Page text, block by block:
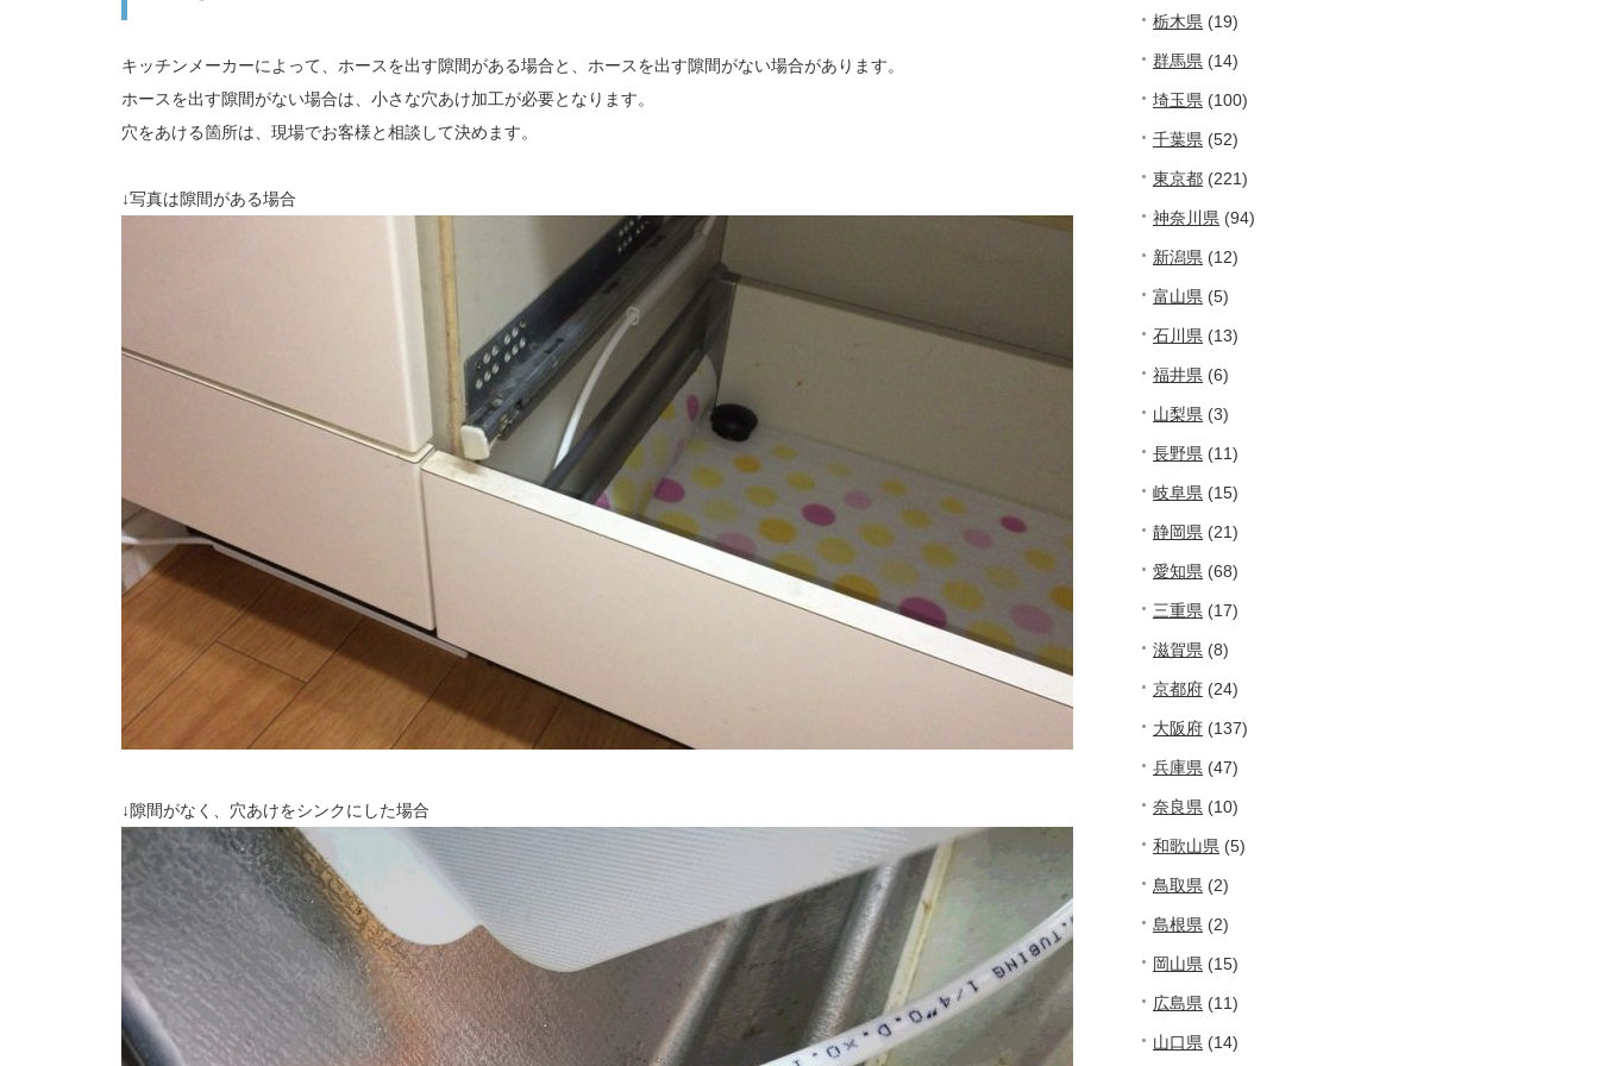
キッチンメーカーによって、ホースを出す隙間がある場合と、ホースを出す隙間がない場合があります。
ホースを出す隙間がない場合は、小さな穴あけ加工が必要となります。
穴をあける箇所は、現場でお客様と相談して決めます。
↓写真は隙間がある場合
↓隙間がなく、穴あけをシンクにした場合
栃木県 (19)
群馬県 (14)
埼玉県 (100)
千葉県 (52)
東京都 (221)
神奈川県 (94)
新潟県 (12)
富山県 (5)
石川県 (13)
福井県 (6)
山梨県 (3)
長野県 (11)
岐阜県 (15)
静岡県 (21)
愛知県 (68)
三重県 (17)
滋賀県 (8)
京都府 (24)
大阪府 (137)
兵庫県 (47)
奈良県 (10)
和歌山県 (5)
鳥取県 (2)
島根県 (2)
岡山県 (15)
広島県 (11)
山口県 (14)